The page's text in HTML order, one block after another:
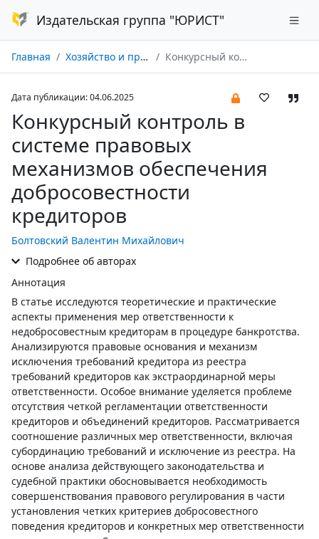
Издательская группа "ЮРИСТ"
Главная Хозяйство и право № 05/2025 Конкурсный контроль в системе правовых механизмов обеспечения добросовестности кредиторов
Дата публикации: 04.06.2025
Конкурсный контроль в
системе правовых
механизмов обеспечения
добросовестности
кредиторов
Болтовский Валентин Михайлович
Подробнее об авторах
Аннотация
В статье исследуются теоретические и практические
аспекты применения мер ответственности к
недобросовестным кредиторам в процедуре банкротства.
Анализируются правовые основания и механизм
исключения требований кредитора из реестра
требований кредиторов как экстраординарной меры
ответственности. Особое внимание уделяется проблеме
отсутствия четкой регламентации ответственности
кредиторов и объединений кредиторов. Рассматривается
соотношение различных мер ответственности, включая
субординацию требований и исключение из реестра. На
основе анализа действующего законодательства и
судебной практики обосновывается необходимость
совершенствования правового регулирования в части
установления четких критериев добросовестного
поведения кредиторов и конкретных мер ответственности